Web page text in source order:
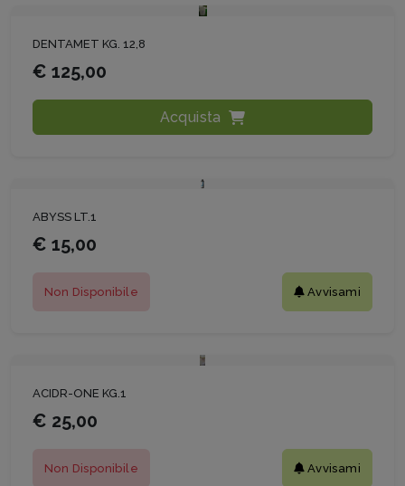
DENTAMET KG. 12,8
€ 125,00
Acquista
ABYSS LT.1
€ 15,00
Non Disponibile Avvisami
ACIDR-ONE KG.1
€ 25,00
Non Disponibile Avvisami